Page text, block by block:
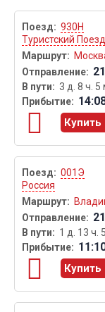
930Н
Туристский
3 д. 8 ч. 5
001Э
Россия
1 д. 13 ч.